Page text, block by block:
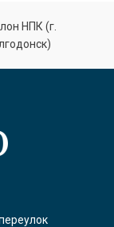
НПК (г.